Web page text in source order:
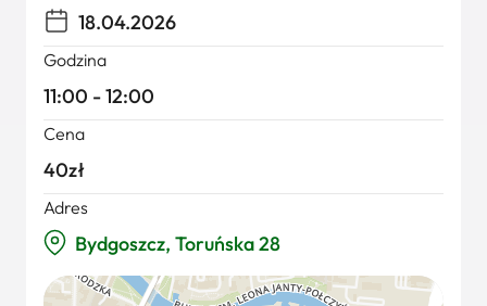
18.04.2026
Godzina
11:00 - 12:00
Cena
40zł
Adres
Bydgoszcz, Toruńska 28